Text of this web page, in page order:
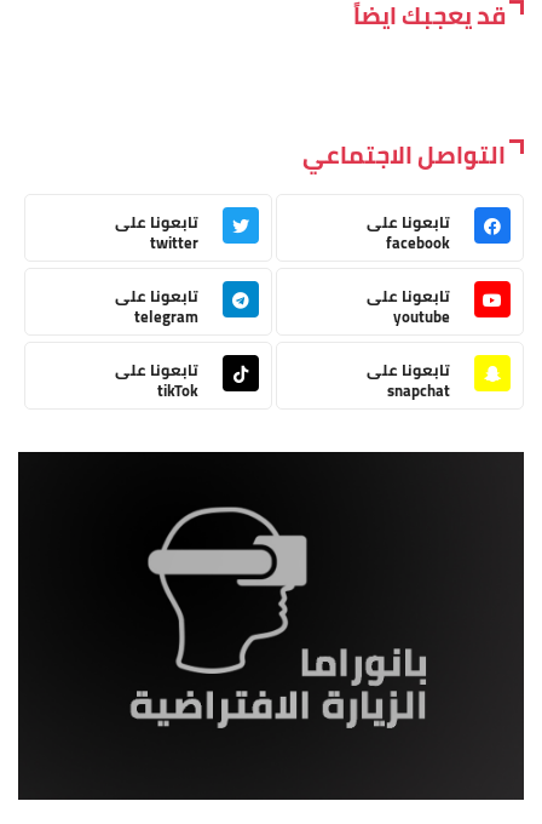
قد يعجبك ايضاً
التواصل الاجتماعي
تابعونا على
facebook
تابعونا على
twitter
تابعونا على
youtube
تابعونا على
telegram
تابعونا على
snapchat
تابعونا على
tikTok